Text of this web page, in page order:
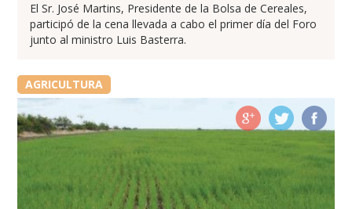
El Sr. José Martins, Presidente de la Bolsa de Cereales,
participó de la cena llevada a cabo el primer día del Foro
junto al ministro Luis Basterra.
AGRICULTURA